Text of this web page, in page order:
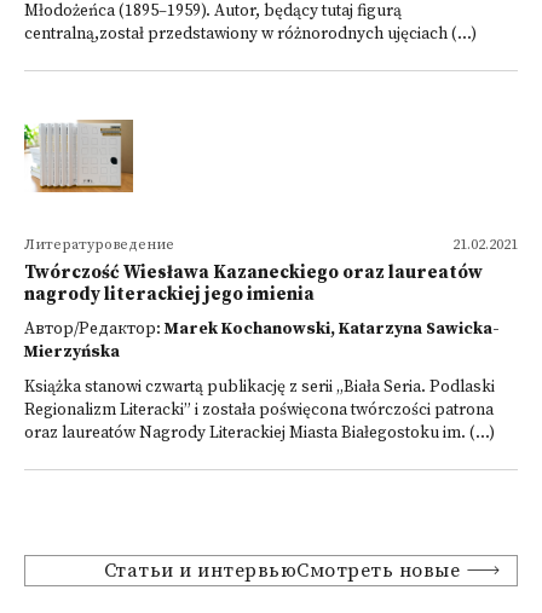
Młodożeńca (1895–1959). Autor, będący tutaj figurą
centralną,został przedstawiony w różnorodnych ujęciach (...)
21.02.2021
Литературоведение
Twórczość Wiesława Kazaneckiego oraz laureatów
nagrody literackiej jego imienia
Автор/Редактор:Marek Kochanowski, Katarzyna Sawicka-
Mierzyńska
Książka stanowi czwartą publikację z serii „Biała Seria. Podlaski
Regionalizm Literacki” i została poświęcona twórczości patrona
oraz laureatów Nagrody Literackiej Miasta Białegostoku im. (...)
Статьи и интервьюСмотреть новые